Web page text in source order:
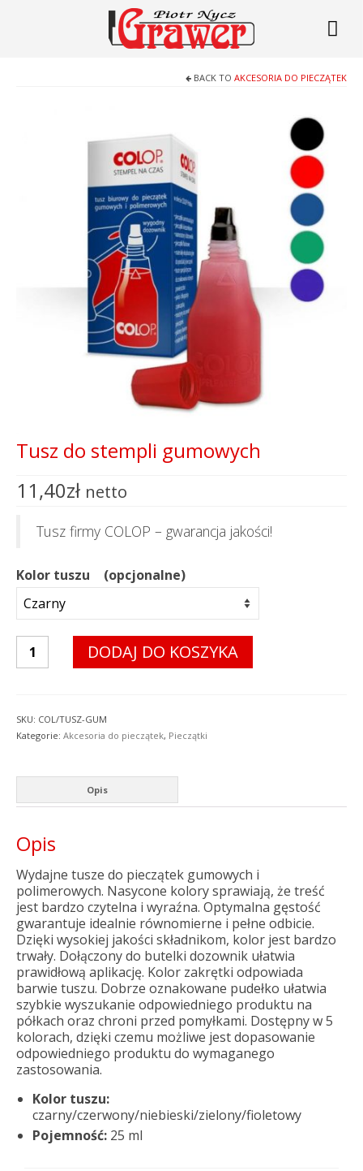
BACK TO AKCESORIA DO PIECZĄTEK
Tusz do stempli gumowych
11,40zł netto
Tusz firmy COLOP – gwarancja jakości!
Kolor tuszu (opcjonalne)
ilość
Tusz
DODAJ DO KOSZYKA
SKU: COL/TUSZ-GUM
Kategorie: Akcesoria do pieczątek, Pieczątki
Opis
Opis
Wydajne tusze do pieczątek gumowych i
polimerowych. Nasycone kolory sprawiają, że treść
jest bardzo czytelna i wyraźna. Optymalna gęstość
gwarantuje idealnie równomierne i pełne odbicie.
Dzięki wysokiej jakości składnikom, kolor jest bardzo
trwały. Dołączony do butelki dozownik ułatwia
prawidłową aplikację. Kolor zakrętki odpowiada
barwie tuszu. Dobrze oznakowane pudełko ułatwia
szybkie wyszukanie odpowiedniego produktu na
półkach oraz chroni przed pomyłkami. Dostępny w 5
kolorach, dzięki czemu możliwe jest dopasowanie
odpowiedniego produktu do wymaganego
zastosowania.
Kolor tuszu:
czarny/czerwony/niebieski/zielony/fioletowy
Pojemność: 25 ml